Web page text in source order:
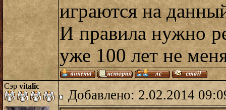
играются на
И правила нужно
уже 100 лет не
Сэр vitalic
Добавлено: 2.02.2014